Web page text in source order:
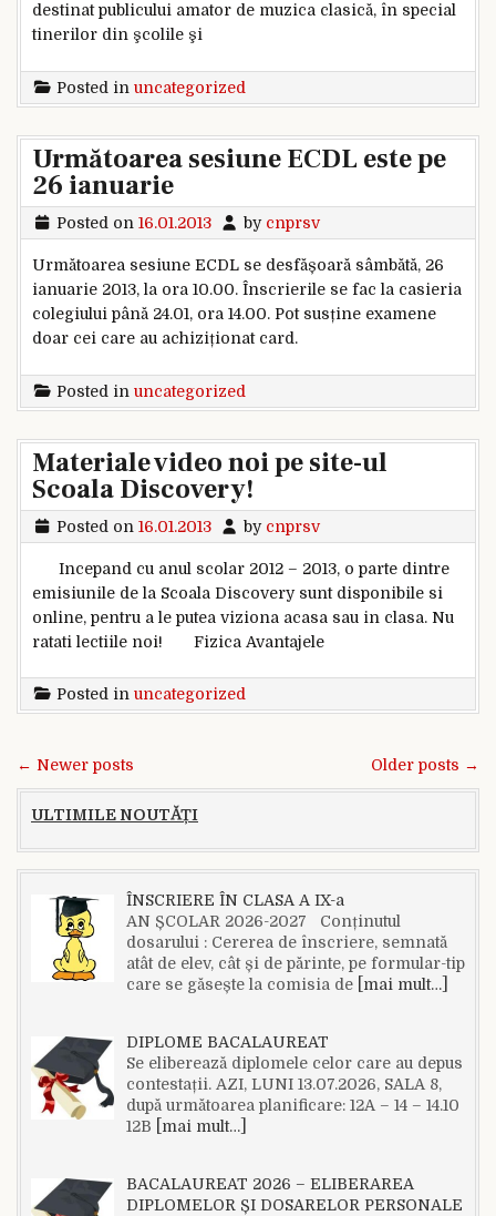
destinat publicului amator de muzica clasică, în special
tinerilor din şcolile şi
Posted in uncategorized
Următoarea sesiune ECDL este pe
26 ianuarie
Posted on 16.01.2013 by cnprsv
Următoarea sesiune ECDL se desfășoară sâmbătă, 26
ianuarie 2013, la ora 10.00. Înscrierile se fac la casieria
colegiului până 24.01, ora 14.00. Pot susține examene
doar cei care au achiziționat card.
Posted in uncategorized
Materiale video noi pe site-ul
Scoala Discovery!
Posted on 16.01.2013 by cnprsv
Incepand cu anul scolar 2012 – 2013, o parte dintre
emisiunile de la Scoala Discovery sunt disponibile si
online, pentru a le putea viziona acasa sau in clasa. Nu
ratati lectiile noi! Fizica Avantajele
Posted in uncategorized
Navigare în articole Older posts →
← Newer posts
ULTIMILE NOUTĂȚI
ÎNSCRIERE ÎN CLASA A IX-a
AN ȘCOLAR 2026-2027 Conținutul
dosarului : Cererea de înscriere, semnată
atât de elev, cât și de părinte, pe formular-tip
care se găsește la comisia de
[mai mult…]
DIPLOME BACALAUREAT
Se eliberează diplomele celor care au depus
contestații. AZI, LUNI 13.07.2026, SALA 8,
după următoarea planificare: 12A – 14 – 14.10
12B
[mai mult…]
BACALAUREAT 2026 – ELIBERAREA
DIPLOMELOR ȘI DOSARELOR PERSONALE